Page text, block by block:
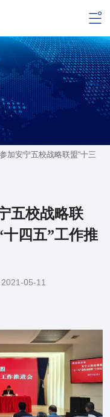
加安宁五校战略联盟“十三
五校战略联
四五”工作推
05-11